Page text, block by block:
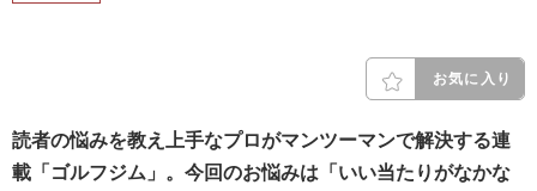
お気に入り
読者の悩みを教え上手なプロがマンツーマンで解決する連
載「ゴルフジム」。今回のお悩みは「いい当たりがなかな